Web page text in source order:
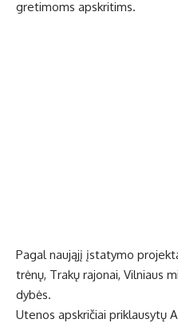
gre­ti­moms ap­skri­tims.
Pa­gal nau­ją­jį įsta­ty­mo
trė­nų, Tra­kų ra­jo­nai, Vil­niaus
dy­bės.
Ute­nos ap­skri­čiai pri­klau­sy­tų